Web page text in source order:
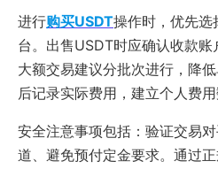
进行购买USDT操作时，优先选
台。出售USDT时应确认收款账
大额交易建议分批次进行，降
后记录实际费用，建立个人费用
安全注意事项包括：验证交易
道、避免预付定金要求。通过